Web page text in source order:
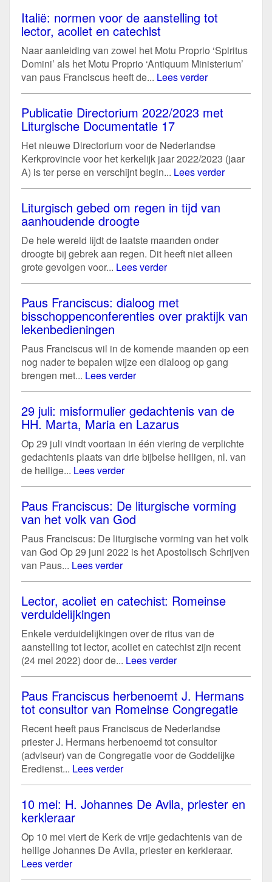
Italië: normen voor de aanstelling tot
lector, acoliet en catechist
Naar aanleiding van zowel het Motu Proprio ‘Spiritus
Domini’ als het Motu Proprio ‘Antiquum Ministerium’
van paus Franciscus heeft de... Lees verder
Publicatie Directorium 2022/2023 met
Liturgische Documentatie 17
Het nieuwe Directorium voor de Nederlandse
Kerkprovincie voor het kerkelijk jaar 2022/2023 (jaar
A) is ter perse en verschijnt begin... Lees verder
Liturgisch gebed om regen in tijd van
aanhoudende droogte
De hele wereld lijdt de laatste maanden onder
droogte bij gebrek aan regen. Dit heeft niet alleen
grote gevolgen voor... Lees verder
Paus Franciscus: dialoog met
bisschoppenconferenties over praktijk van
lekenbedieningen
Paus Franciscus wil in de komende maanden op een
nog nader te bepalen wijze een dialoog op gang
brengen met... Lees verder
29 juli: misformulier gedachtenis van de
HH. Marta, Maria en Lazarus
Op 29 juli vindt voortaan in één viering de verplichte
gedachtenis plaats van drie bijbelse heiligen, nl. van
de heilige... Lees verder
Paus Franciscus: De liturgische vorming
van het volk van God
Paus Franciscus: De liturgische vorming van het volk
van God Op 29 juni 2022 is het Apostolisch Schrijven
van Paus... Lees verder
Lector, acoliet en catechist: Romeinse
verduidelijkingen
Enkele verduidelijkingen over de ritus van de
aanstelling tot lector, acoliet en catechist zijn recent
(24 mei 2022) door de... Lees verder
Paus Franciscus herbenoemt J. Hermans
tot consultor van Romeinse Congregatie
Recent heeft paus Franciscus de Nederlandse
priester J. Hermans herbenoemd tot consultor
(adviseur) van de Congregatie voor de Goddelijke
Eredienst... Lees verder
10 mei: H. Johannes De Avila, priester en
kerkleraar
Op 10 mei viert de Kerk de vrije gedachtenis van de
heilige Johannes De Avila, priester en kerkleraar.
Lees verder